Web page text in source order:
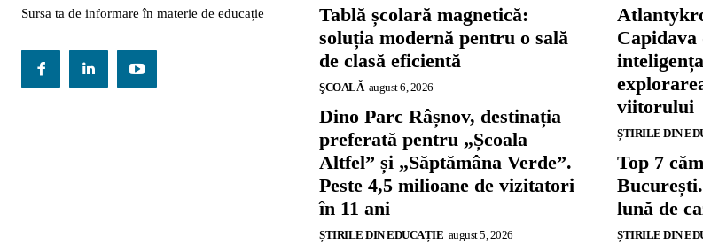
Sursa ta de informare în materie de educație
Tablă școlară magnetică:
soluția modernă pentru o sală
de clasă eficientă
ŞCOALĂ august 6, 2026
Dino Parc Râșnov, destinația
preferată pentru „Școala
Altfel” și „Săptămâna Verde”.
Peste 4,5 milioane de vizitatori
în 11 ani
ȘTIRILE DIN EDUCAȚIE august 5, 2026
Capidava
viitorului
ȘTIRILE DIN
Top 7
lună de
ȘTIRILE DIN